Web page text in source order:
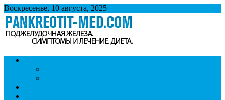
Воскресенье, 10 августа, 2025
Панкреатит
Поджелудочная железа. Симптомы и лечение панкреатита.
Диета при панкреатите.